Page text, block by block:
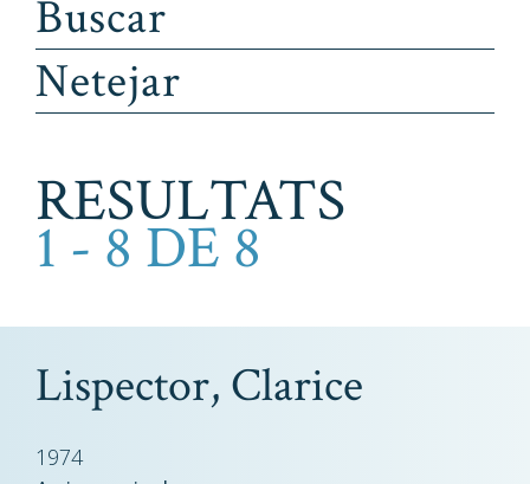
RESULTATS
1 - 8 DE 8
Lispector, Clarice
1974